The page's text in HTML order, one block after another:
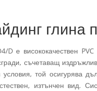
глина
D е висококачествен
съчетаващ
той осигурява
изтънчен вид.